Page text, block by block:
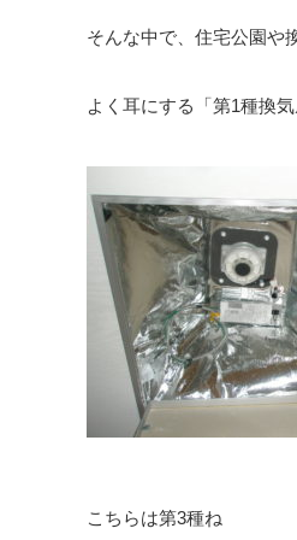
そんな中で、住宅公園や
よく耳にする「第1種換
こちらは第3種ね